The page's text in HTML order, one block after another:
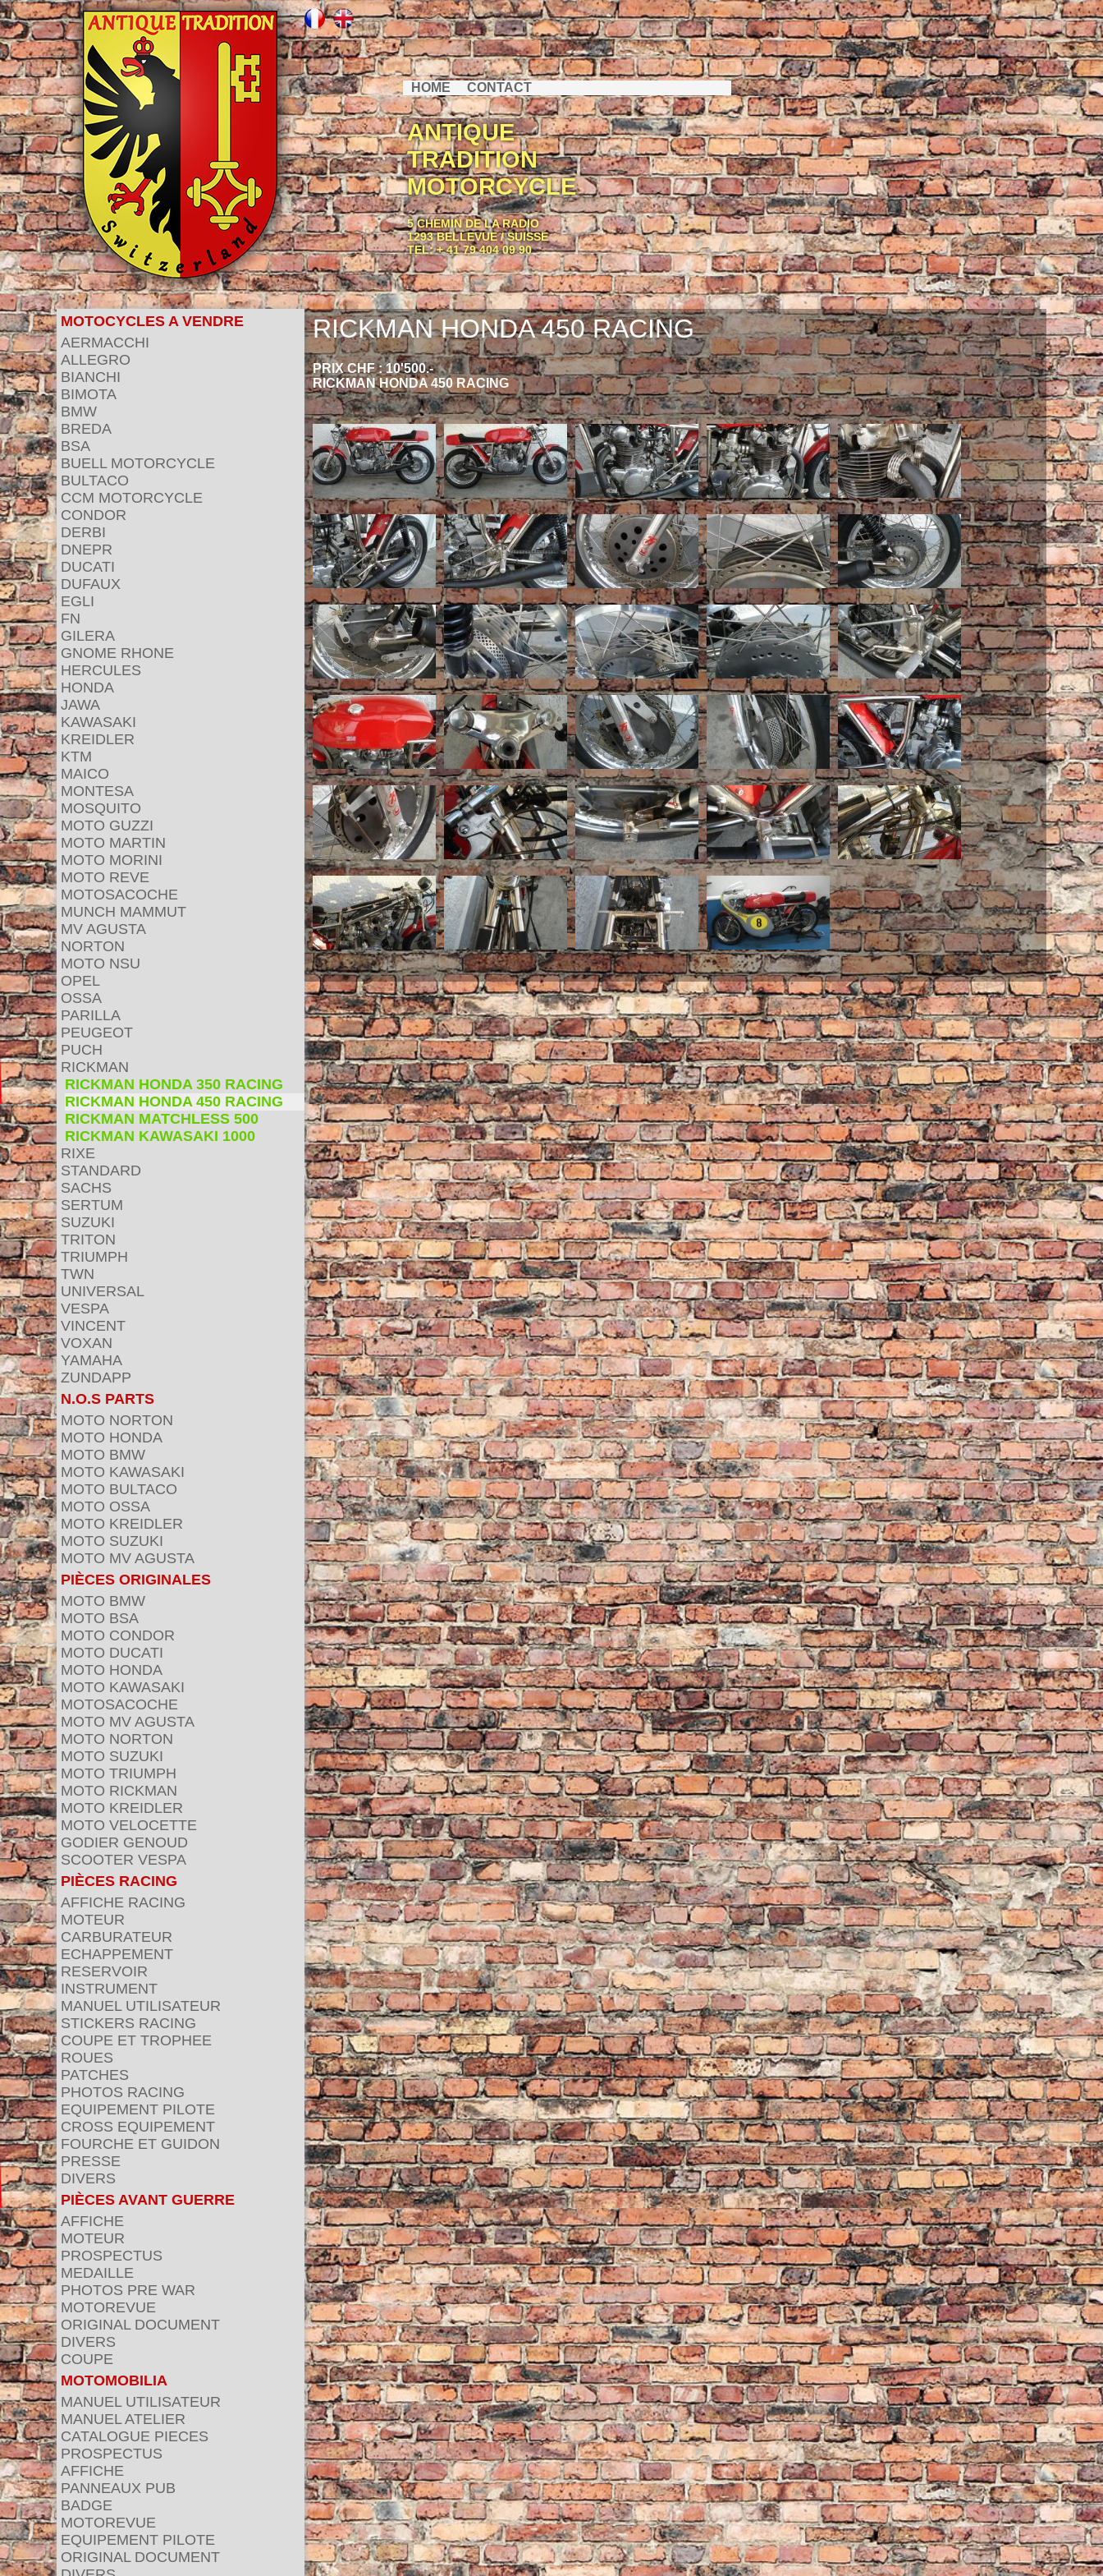
HOME CONTACT
ANTIQUE
TRADITION
MOTORCYCLE
5 CHEMIN DE LA RADIO
1293 BELLEVUE / SUISSE
TEL: + 41 79 404 09 90
MOTOCYCLES A VENDRE
AERMACCHI
ALLEGRO
BIANCHI
BIMOTA
BMW
BREDA
BSA
BUELL MOTORCYCLE
BULTACO
CCM MOTORCYCLE
CONDOR
DERBI
DNEPR
DUCATI
DUFAUX
EGLI
FN
GILERA
GNOME RHONE
HERCULES
HONDA
JAWA
KAWASAKI
KREIDLER
KTM
MAICO
MONTESA
MOSQUITO
MOTO GUZZI
MOTO MARTIN
MOTO MORINI
MOTO REVE
MOTOSACOCHE
MUNCH MAMMUT
MV AGUSTA
NORTON
MOTO NSU
OPEL
OSSA
PARILLA
PEUGEOT
PUCH
RICKMAN
RICKMAN HONDA 350 RACING
RICKMAN HONDA 450 RACING
RICKMAN MATCHLESS 500
RICKMAN KAWASAKI 1000
RIXE
STANDARD
SACHS
SERTUM
SUZUKI
TRITON
TRIUMPH
TWN
UNIVERSAL
VESPA
VINCENT
VOXAN
YAMAHA
ZUNDAPP
N.O.S PARTS
MOTO NORTON
MOTO HONDA
MOTO BMW
MOTO KAWASAKI
MOTO BULTACO
MOTO OSSA
MOTO KREIDLER
MOTO SUZUKI
MOTO MV AGUSTA
PIÈCES ORIGINALES
MOTO BMW
MOTO BSA
MOTO CONDOR
MOTO DUCATI
MOTO HONDA
MOTO KAWASAKI
MOTOSACOCHE
MOTO MV AGUSTA
MOTO NORTON
MOTO SUZUKI
MOTO TRIUMPH
MOTO RICKMAN
MOTO KREIDLER
MOTO VELOCETTE
GODIER GENOUD
SCOOTER VESPA
PIÈCES RACING
AFFICHE RACING
MOTEUR
CARBURATEUR
ECHAPPEMENT
RESERVOIR
INSTRUMENT
MANUEL UTILISATEUR
STICKERS RACING
COUPE ET TROPHEE
ROUES
PATCHES
PHOTOS RACING
EQUIPEMENT PILOTE
CROSS EQUIPEMENT
FOURCHE ET GUIDON
PRESSE
DIVERS
PIÈCES AVANT GUERRE
AFFICHE
MOTEUR
PROSPECTUS
MEDAILLE
PHOTOS PRE WAR
MOTOREVUE
ORIGINAL DOCUMENT
DIVERS
COUPE
MOTOMOBILIA
MANUEL UTILISATEUR
MANUEL ATELIER
CATALOGUE PIECES
PROSPECTUS
AFFICHE
PANNEAUX PUB
BADGE
MOTOREVUE
EQUIPEMENT PILOTE
ORIGINAL DOCUMENT
RICKMAN HONDA 450 RACING
PRIX CHF : 10'500.-
RICKMAN HONDA 450 RACING